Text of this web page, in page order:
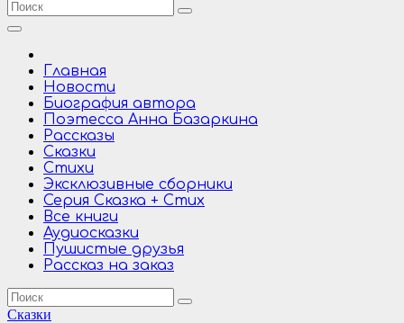
Главная
Новости
Биография автора
Поэтесса Анна Базаркина
Рассказы
Сказки
Стихи
Эксклюзивные сборники
Серия Сказка + Стих
Все книги
Аудиосказки
Пушистые друзья
Рассказ на заказ
Сказки